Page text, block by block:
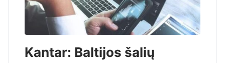
Kantar: Baltijos šalių